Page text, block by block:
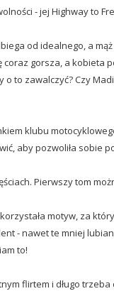
- jej Highway to
od idealnego, a
gorsza, a kobieta
o to zawalczyć? Czy
klubu
aby pozwoliła sobie
Pierwszy tom
motyw, za
- nawet te mniej
to!
flirtem i długo